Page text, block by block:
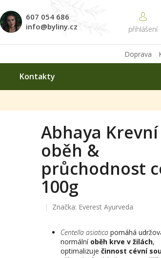
607 054 686
info@byliny.cz
Doprava
Kontakty
Centella asiatica pomáhá
normální oběh krve v žilách,
optimalizuje činnost cévní
Abhaya Krevní
oběh &
průchodnost
100g
Značka: Everest Ayurveda